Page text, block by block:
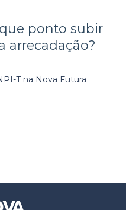
ponto subir
arrecadação?
T na Nova Futura